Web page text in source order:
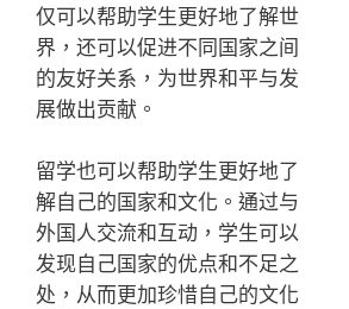
仅可以帮助学生更好地了解世
界，还可以促进不同国家之间
的友好关系，为世界和平与发
展做出贡献。
留学也可以帮助学生更好地了
解自己的国家和文化。通过与
外国人交流和互动，学生可以
发现自己国家的优点和不足之
处，从而更加珍惜自己的文化